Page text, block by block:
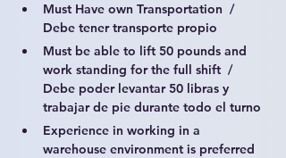
Must Have own Transportation  /
Debe tener transporte propio
Must be able to lift 50 pounds and
work standing for the full shift  /
Debe poder levantar 50 libras y
trabajar de pie durante todo el turno
Experience in working in a
warehouse environment is preferred